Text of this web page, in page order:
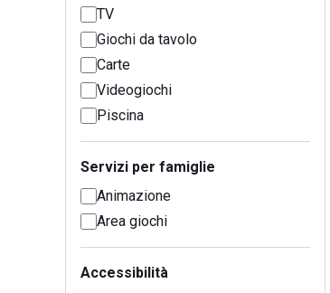
TV
Giochi da tavolo
Carte
Videogiochi
Piscina
Servizi per famiglie
Animazione
Area giochi
Accessibilità